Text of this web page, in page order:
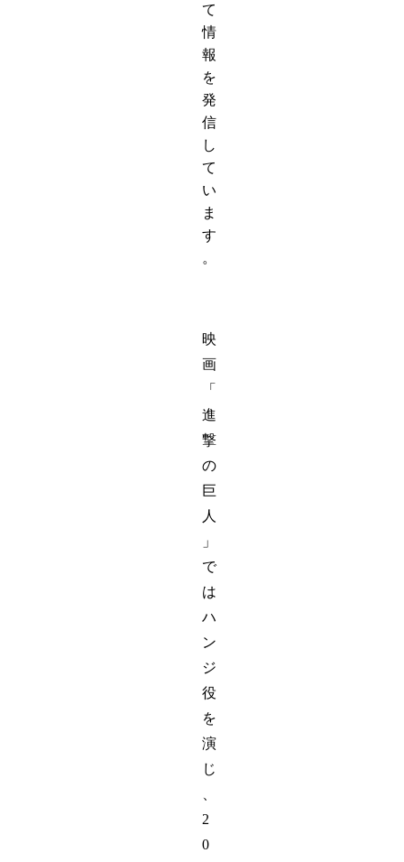
て
情
報
を
発
信
し
て
い
ま
す
。
映
画
「
進
撃
の
巨
人
」
で
は
ハ
ン
ジ
役
を
演
じ
2
0